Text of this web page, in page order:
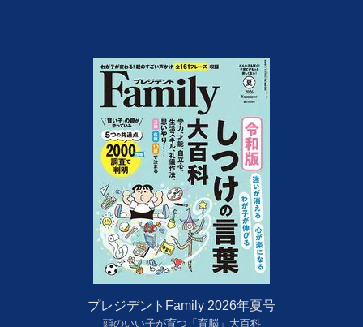
プレジデントFamily 2026年夏号
頭のいい子が育つ「育脳」大百科